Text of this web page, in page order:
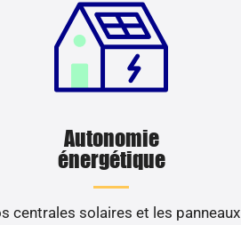
Autonomie
énergétique
centrales solaires et les panneaux